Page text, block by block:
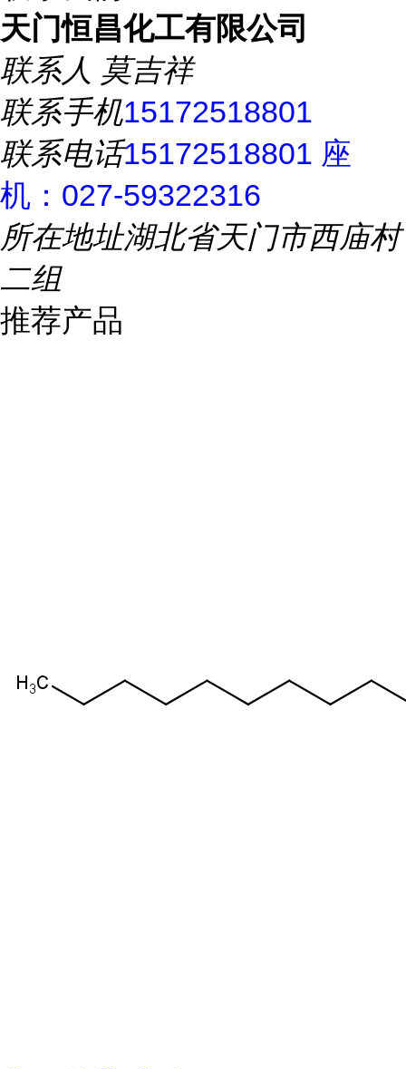
天门恒昌化工有限公司
联系人 莫吉祥
联系手机15172518801
联系电话15172518801 座
机：027-59322316
所在地址湖北省天门市西庙村
二组
推荐产品